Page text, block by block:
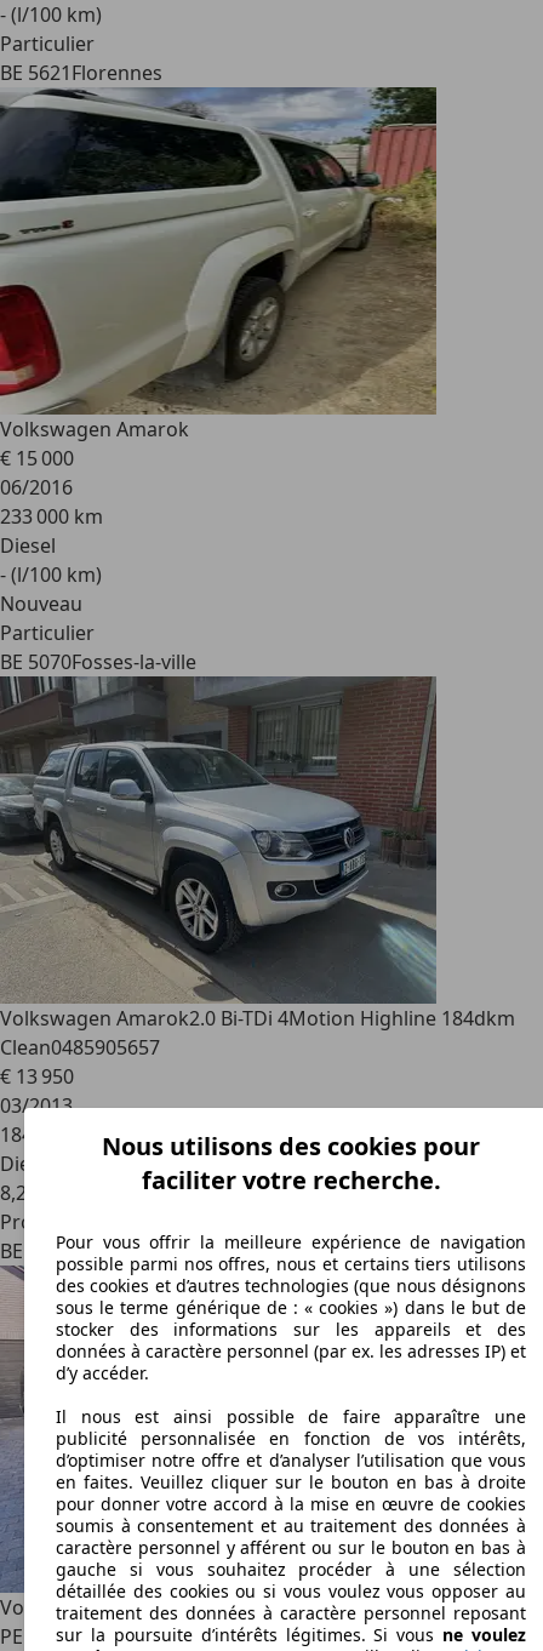
- (l/100 km)
Particulier
BE 5621Florennes
Volkswagen Amarok
€ 15 000
06/2016
233 000 km
Diesel
- (l/100 km)
Nouveau
Particulier
BE 5070Fosses-la-ville
Volkswagen Amarok2.0 Bi-TDi 4Motion Highline 184dkm
Clean0485905657
€ 13 950
03/2013
184 000 km
Diesel
8,2 l/100 km (mixte)
Professionnel
BE 1082Ternat
Volkswagen AmarokDC 3.0 TDI 258 BVA8 4MOTION 4X4
PERMANENT AVENTURA
Nous utilisons des cookies pour
faciliter votre recherche.
Pour vous offrir la meilleure expérience de navigation
possible parmi nos offres, nous et certains tiers utilisons
des cookies et d’autres technologies (que nous désignons
sous le terme générique de : « cookies ») dans le but de
stocker des informations sur les appareils et des
données à caractère personnel (par ex. les adresses IP) et
d’y accéder.
Il nous est ainsi possible de faire apparaître une
publicité personnalisée en fonction de vos intérêts,
d’optimiser notre offre et d’analyser l’utilisation que vous
en faites. Veuillez cliquer sur le bouton en bas à droite
pour donner votre accord à la mise en œuvre de cookies
soumis à consentement et au traitement des données à
caractère personnel y afférent ou sur le bouton en bas à
gauche si vous souhaitez procéder à une sélection
détaillée des cookies ou si vous voulez vous opposer au
traitement des données à caractère personnel reposant
sur la poursuite d’intérêts légitimes. Si vous ne voulez